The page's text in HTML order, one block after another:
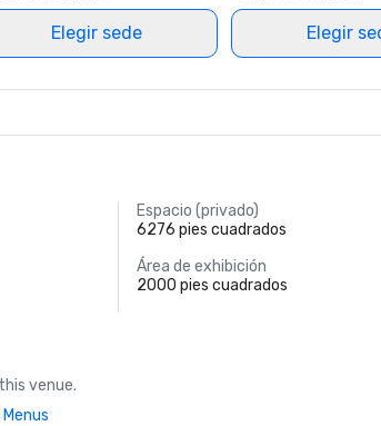
Elegir sede Elegir
Espacio (privado)
6276 pies cuadrados
Área de exhibición
2000 pies cuadrados
venue.